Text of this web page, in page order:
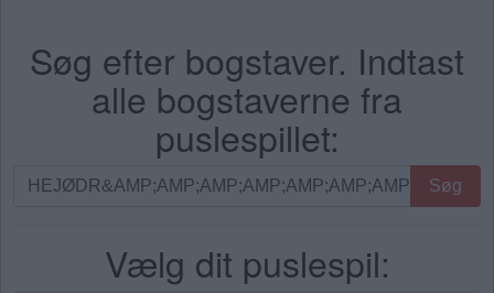
Søg efter bogstaver. Indtast
alle bogstaverne fra
puslespillet:
Søg
Søg
Vælg dit puslespil: